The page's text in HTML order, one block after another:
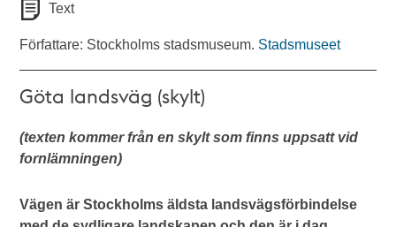
Text
Författare: Stockholms stadsmuseum. Stadsmuseet
Göta landsväg (skylt)
(texten kommer från en skylt som finns uppsatt vid
fornlämningen)
Vägen är Stockholms äldsta landsvägsförbindelse